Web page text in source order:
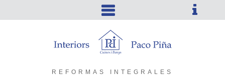
REFORMAS INTEGRALES